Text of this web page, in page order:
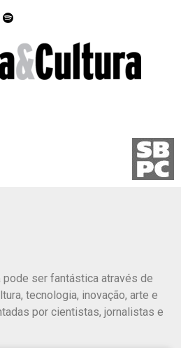
pode ser fantástica através de
tecnologia, inovação, arte e
por cientistas, jornalistas e